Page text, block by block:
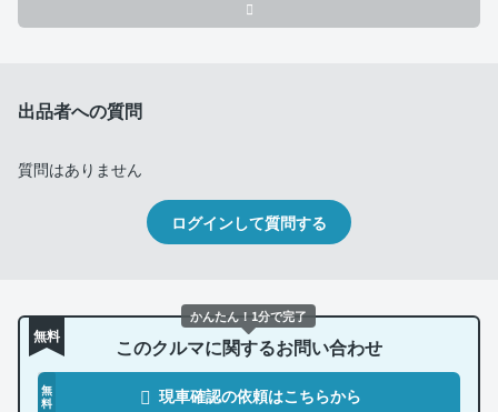
出品者への質問
質問はありません
ログインして質問する
無料 このクルマに関するお問い合わせ
無
料
現車確認の依頼はこちらから
かんたん！1分で完了